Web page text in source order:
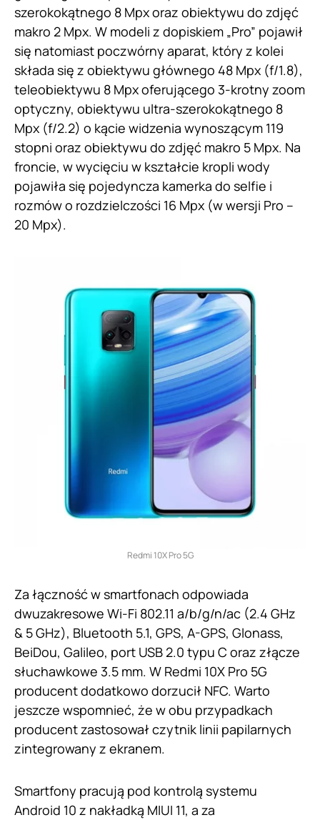
szerokokątnego 8 Mpx oraz obiektywu do zdjęć
makro 2 Mpx. W modeli z dopiskiem „Pro” pojawił
się natomiast poczwórny aparat, który z kolei
składa się z obiektywu głównego 48 Mpx (f/1.8),
teleobiektywu 8 Mpx oferującego 3-krotny zoom
optyczny, obiektywu ultra-szerokokątnego 8
Mpx (f/2.2) o kącie widzenia wynoszącym 119
stopni oraz obiektywu do zdjęć makro 5 Mpx. Na
froncie, w wycięciu w kształcie kropli wody
pojawiła się pojedyncza kamerka do selfie i
rozmów o rozdzielczości 16 Mpx (w wersji Pro –
20 Mpx).
Redmi 10X Pro 5G
Za łączność w smartfonach odpowiada
dwuzakresowe Wi-Fi 802.11 a/b/g/n/ac (2.4 GHz
& 5 GHz), Bluetooth 5.1, GPS, A-GPS, Glonass,
BeiDou, Galileo, port USB 2.0 typu C oraz złącze
słuchawkowe 3.5 mm. W Redmi 10X Pro 5G
producent dodatkowo dorzucił NFC. Warto
jeszcze wspomnieć, że w obu przypadkach
producent zastosował czytnik linii papilarnych
zintegrowany z ekranem.
Smartfony pracują pod kontrolą systemu
Android 10 z nakładką MIUI 11, a za